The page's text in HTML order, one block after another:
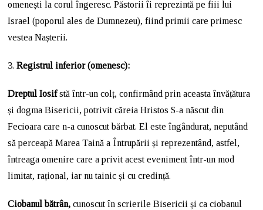
omenești la corul îngeresc. Păstorii îi reprezintă pe fiii lui
Israel (poporul ales de Dumnezeu), fiind primii care primesc
vestea Nașterii.
3.Registrul inferior (omenesc):
Dreptul Iosifstă într-un colț, confirmând prin aceasta învățătura
și dogma Bisericii, potrivit căreia Hristos S-a născut din
Fecioara care n-a cunoscut bărbat. El este îngândurat, neputând
să perceapă Marea Taină a Întrupării și reprezentând, astfel,
întreaga omenire care a privit acest eveniment într-un mod
limitat, rațional, iar nu tainic și cu credință.
Ciobanul bătrân,cunoscut în scrierile Bisericii și ca ciobanul